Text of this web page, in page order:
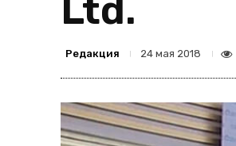
Ltd.
Редакция 24 мая 2018